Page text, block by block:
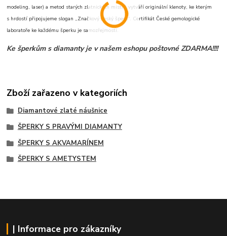
modeling, laser) a metod starých zlatnických mistrů vytváří originální klenoty, ke kterým
s hrdostí připojujeme slogan „Značkový český šperk“. Certifikát České gemologické
laboratoře ke každému šperku je samozřejmostí.
Ke šperkům s diamanty je v našem eshopu poštovné ZDARMA!!!!
Zboží zařazeno v kategoriích
Diamantové zlaté náušnice
ŠPERKY S PRAVÝMI DIAMANTY
ŠPERKY S AKVAMARÍNEM
ŠPERKY S AMETYSTEM
| Informace pro zákazníky